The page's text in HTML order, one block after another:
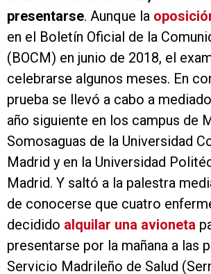
presentarse. Aunque la
en el Boletín Oficial de la
(BOCM) en junio de 2018, el
celebrarse algunos meses. En
prueba se llevó a cabo a
año siguiente en los campus de
Somosaguas de la Universidad
Madrid y en la Universidad
Madrid. Y saltó a la palestra
de conocerse que cuatro
decidido alquilar una avioneta
presentarse por la mañana a las
Servicio Madrileño de Salud